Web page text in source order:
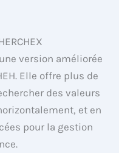
version améliorée
Elle offre plus de
des valeurs
et en
pour la gestion